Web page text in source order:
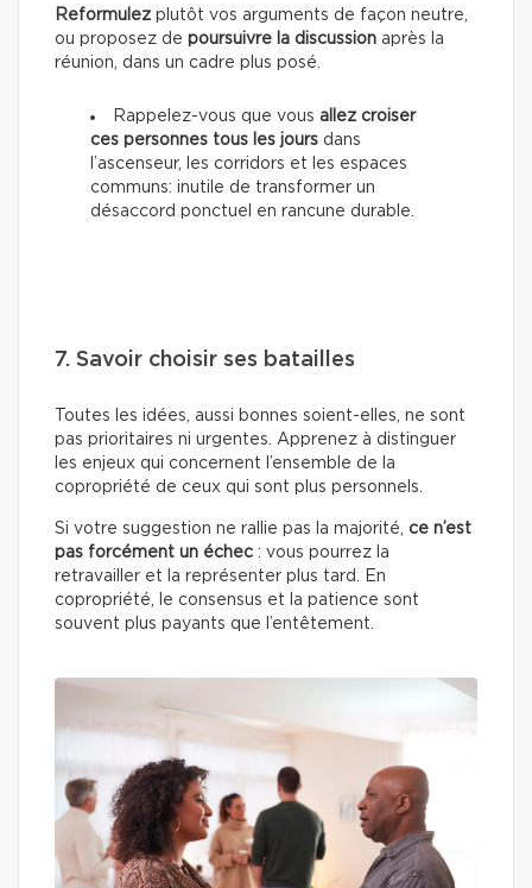
Reformulez plutôt vos arguments de façon neutre,
ou proposez de poursuivre la discussion après la
réunion, dans un cadre plus posé.
Rappelez-vous que vous allez croiser
ces personnes tous les jours dans
l’ascenseur, les corridors et les espaces
communs: inutile de transformer un
désaccord ponctuel en rancune durable.
7. Savoir choisir ses batailles
Toutes les idées, aussi bonnes soient-elles, ne sont
pas prioritaires ni urgentes. Apprenez à distinguer
les enjeux qui concernent l’ensemble de la
copropriété de ceux qui sont plus personnels.
Si votre suggestion ne rallie pas la majorité, ce n’est
pas forcément un échec : vous pourrez la
retravailler et la représenter plus tard. En
copropriété, le consensus et la patience sont
souvent plus payants que l’entêtement.